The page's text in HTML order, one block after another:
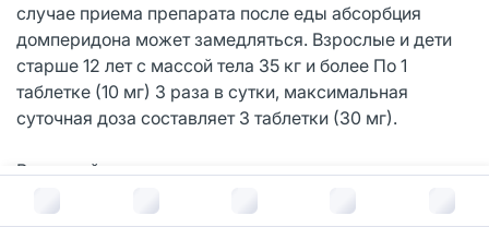
В корзину за
случае приема препарата после еды абсорбция
домперидона может замедляться. Взрослые и дети
старше 12 лет с массой тела 35 кг и более По 1
таблетке (10 мг) 3 раза в сутки, максимальная
суточная доза составляет 3 таблетки (30 мг).
В детской практике в основном следует использовать
суспензию Мотилиум®.